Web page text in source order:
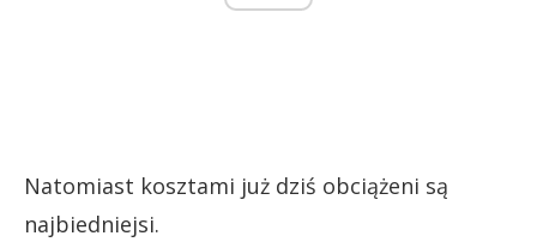
Natomiast kosztami już dziś obciążeni są
najbiedniejsi.